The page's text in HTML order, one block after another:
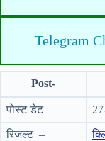
Telegram
Post-
पोस्ट डेट –
रिजल्ट –